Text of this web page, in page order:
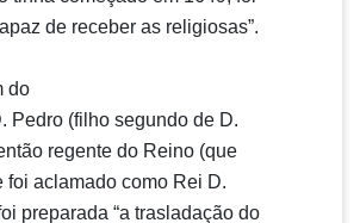
de receber as religiosas”.
do
Pedro (filho segundo de D.
regente do Reino (que
foi aclamado como Rei D.
preparada “a trasladação do